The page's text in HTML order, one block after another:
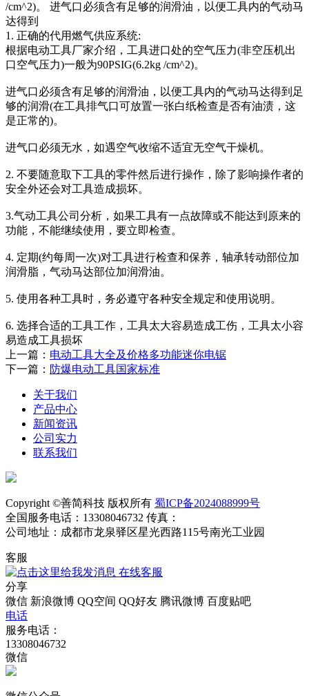
/cm^2)。 进气口必须含有足够的润滑油，以便工具内的气动马
达得到
1. 正确的代用燃气供应系统:
根据电动工具厂家介绍，工具进口处的空气压力(非空压机出
口空气压力)一般为90PSIG(6.2kg /cm^2)。
进气口必须含有足够的润滑油，以便工具内的气动马达得到足
够的润滑(在工具排气口可放置一张白纸检查是否有油渍，这
是正常的)。
进气口必须无水，如遇空气收缩不适宜无空气干燥机。
2. 不要随意取下工具的零件然后进行操作，除了影响操作者的
安全外还会对工具造成损坏。
3.气动工具公司分析，如果工具有一点故障或不能达到原来的
功能，不能继续使用，要立即检查。
4. 定期(约每周一次)对工具进行检查和保养，轴承转动部位加
润滑脂，气动马达部位加润滑油。
5. 使用各种工具时，务必遵守各种安全规定和使用说明。
6. 选择合适的工具工作，工具太大容易造成工伤，工具太小容
易造成工具损坏
上一篇： 电动工具大全及价格多功能迷你电锯
下一篇： 防爆电动工具国家标准
关于我们
产品中心
新闻资讯
公司实力
联系我们
Copyright ©善简科技 版权所有 蜀ICP备2024088999号
全国服务电话：13308046732 传真：
公司地址：成都市龙泉驿区星光西路115号南光工业园
客服
在线客服
分享
微信 新浪微博 QQ空间 QQ好友 腾讯微博 百度贴吧
电话
服务电话：
13308046732
微信